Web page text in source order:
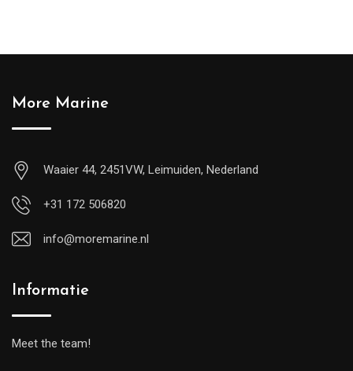
More Marine
Waaier 44, 2451VW, Leimuiden, Nederland
+31 172 506820
info@moremarine.nl
Informatie
Meet the team!